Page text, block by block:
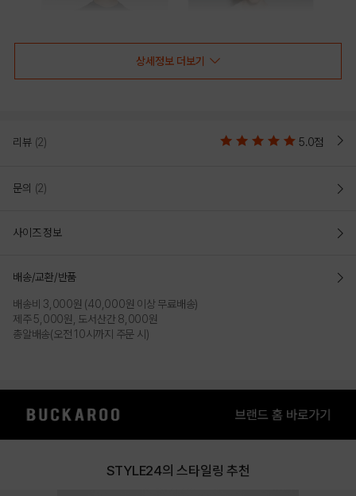
상세정보 더보기
리뷰 (2) 5.0점
문의 (2)
사이즈 정보
배송/교환/반품
배송비 3,000원 (40,000원 이상 무료배송)
제주 5,000원, 도서산간 8,000원
총알배송(오전 10시까지 주문 시)
STYLE24의 스타일링 추천